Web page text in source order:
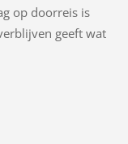
op doorreis is
geeft wat